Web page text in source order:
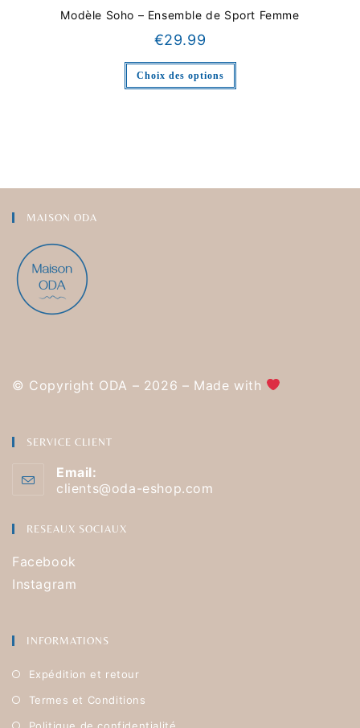
Modèle Soho – Ensemble de Sport Femme
€29.99
Choix des options
MAISON ODA
© Copyright ODA – 2026 – Made with
SERVICE CLIENT
Email:
clients@oda-eshop.com
RESEAUX SOCIAUX
Facebook
Instagram
INFORMATIONS
Expédition et retour
Termes et Conditions
Politique de confidentialité